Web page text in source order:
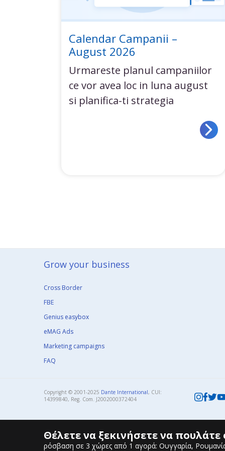
Calendar Campanii –
August 2026
Urmareste planul campaniilor
ce vor avea loc in luna august
si planifica-ti strategia
Grow your business​
Cross Border
FBE
Genius easybox
eMAG Ads
Marketing campaigns
FAQ
Copyright © 2001-2025 Dante International, CUI:
14399840, Reg. Com. J2002000372404​
Θέλετε να ξεκινήσετε να πουλάτε
ρόσβαση σε 3 χώρες από 1 αγορά: Ουγγαρία,